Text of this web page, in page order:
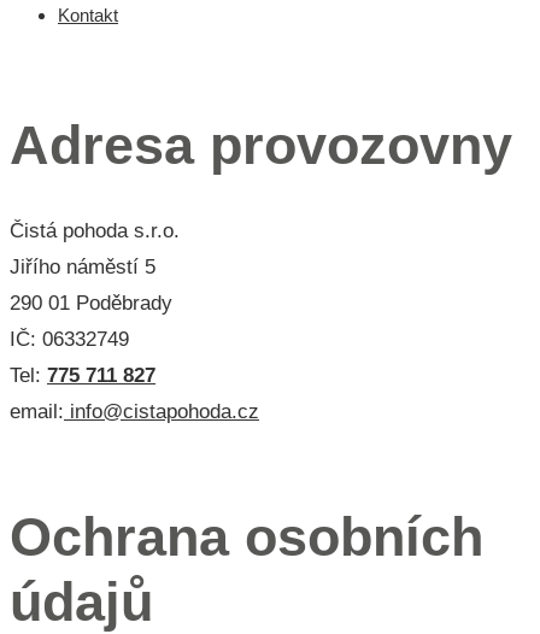
Kontakt
Adresa provozovny
Čistá pohoda s.r.o.
Jiřího náměstí 5
290 01 Poděbrady
IČ: 06332749
Tel: 775 711 827
email: info@cistapohoda.cz
Ochrana osobních
údajů